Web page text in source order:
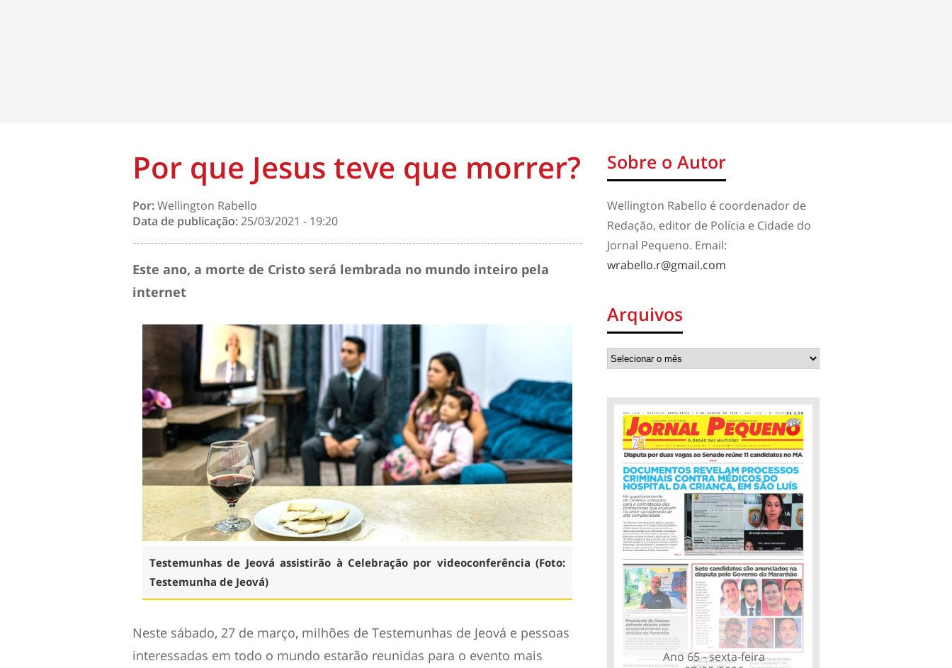
Por que Jesus teve que morrer?
Por:Wellington Rabello
Data de publicação:25/03/2021 - 19:20
Este ano, a morte de Cristo será lembrada no mundo inteiro pela
internet
Testemunhas de Jeová assistirão à Celebração por videoconferência (Foto:
Testemunha de Jeová)
Neste sábado, 27 de março, milhões de Testemunhas de Jeová e pessoas
interessadas em todo o mundo estarão reunidas para o evento mais
Sobre o Autor
Wellington Rabello é coordenador de
Redação, editor de Polícia e Cidade do
Jornal Pequeno. Email:
wrabello.r@gmail.com
Arquivos
Ano 65 - sexta-feira